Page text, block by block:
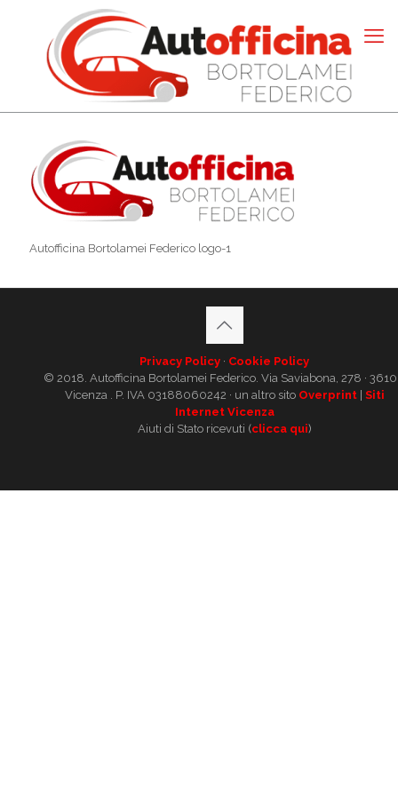
Autofficina Bortolamei Federico logo-1
Privacy Policy · Cookie Policy
© 2018. Autofficina Bortolamei Federico. Via Saviabona, 278 ·
Vicenza . P. IVA 03188060242 · un altro sito Overprint| Siti
Internet Vicenza
Aiuti di Stato ricevuti (clicca qui)